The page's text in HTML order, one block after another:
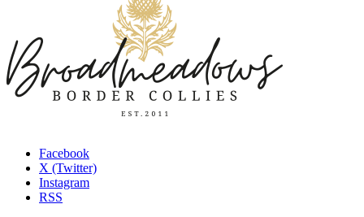
Facebook
X (Twitter)
Instagram
RSS